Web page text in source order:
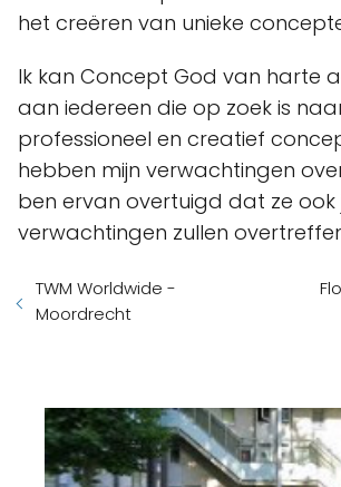
het creëren van unieke
Ik kan Concept God van harte
aan iedereen die op zoek is
professioneel en creatief
hebben mijn verwachtingen
ben ervan overtuigd dat ze ook
verwachtingen zullen
TWM Worldwide -
Moordrecht